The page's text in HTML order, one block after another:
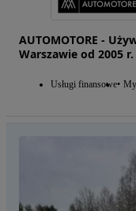
AUTOMOTORE -
Warszawie od 2005 r.
Usługi finansowe